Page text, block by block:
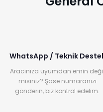
WhatsApp / Teknik
Aracınıza uyumdan emin
misiniz? Şase numaranızı
gönderin, biz kontrol edelim.